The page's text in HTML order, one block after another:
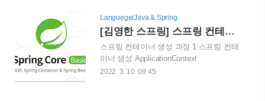
서블릿 컨텍스트와 같은 범위로 유지되는
스코프 싱글톤으로 생성된 빈은 스프링 DI
..
니다. 하지만 고객 트래픽이 초당 100개
1000개씩 생성된다면 메모리 낭비가 심해
질 것 입니다. 이를 해결하기 위해서 gof디
자인 패턴에서 나오는 싱글톤(Singleton)
이라는 패턴이 나왔는데, 하나의 static 객
체를 메모리에 띄우고 이를 재사용하여 시
Languege/Java & Spring
[김영한 스프링] 스프링 컨테이너와 빈
스프링 컨테이너 생성 과정 1.스프링 컨테
이너 생성 ApplicationContext
applicationContext = new
2022. 3. 10. 09:45